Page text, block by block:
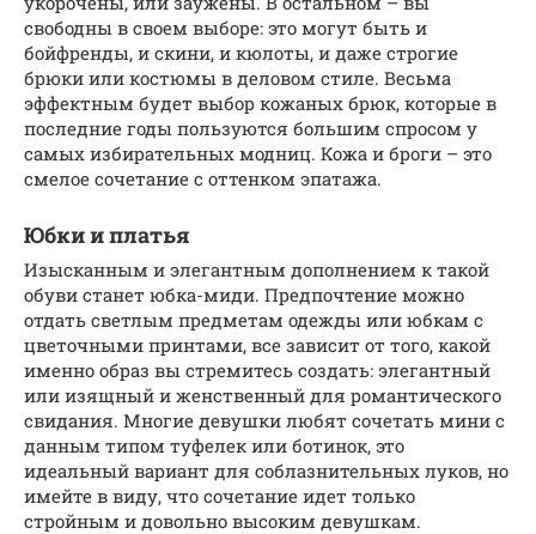
свободны в своем выборе: это могут быть и
бойфренды, и скини, и кюлоты, и даже строгие
брюки или костюмы в деловом стиле. Весьма
эффектным будет выбор кожаных брюк, которые в
последние годы пользуются большим спросом у
самых избирательных модниц. Кожа и броги – это
смелое сочетание с оттенком эпатажа.
Юбки и платья
Изысканным и элегантным дополнением к такой
обуви станет юбка-миди. Предпочтение можно
отдать светлым предметам одежды или юбкам с
цветочными принтами, все зависит от того, какой
именно образ вы стремитесь создать: элегантный
или изящный и женственный для романтического
свидания. Многие девушки любят сочетать мини с
данным типом туфелек или ботинок, это
идеальный вариант для соблазнительных луков, но
имейте в виду, что сочетание идет только
стройным и довольно высоким девушкам.